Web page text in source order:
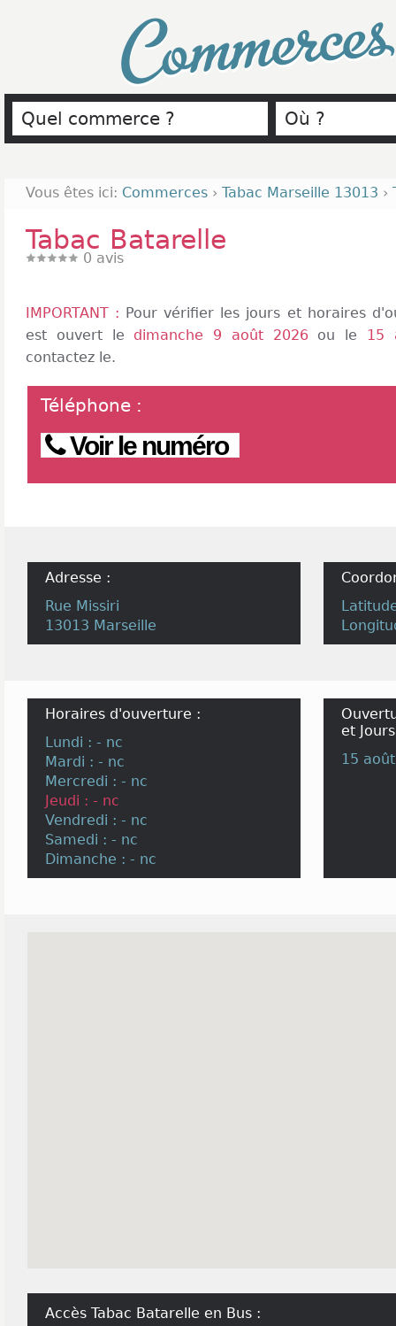
Vous êtes ici: Commerces › Tabac Marseille 13013 ›
Tabac Batarelle
0 avis
IMPORTANT : Pour vérifier les jours et horaires
est ouvert le dimanche 9 août 2026ou le 15
contactez le.
Téléphone :
Voir le numéro
Adresse :
Rue Missiri
13013 Marseille
Horaires d'ouverture :
Lundi : - nc
Mardi : - nc
Mercredi : - nc
Jeudi : - nc
Vendredi : - nc
Samedi : - nc
Dimanche : - nc
et
15
Accès Tabac Batarelle en Bus :